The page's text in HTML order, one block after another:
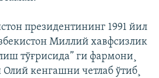
президентининг 1991 йил
Миллий хавфсизлик
тўғрисида” ги фармони¸
Олий кенгашни четлаб ўтиб¸